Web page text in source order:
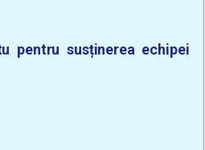
pentru susținerea echipei